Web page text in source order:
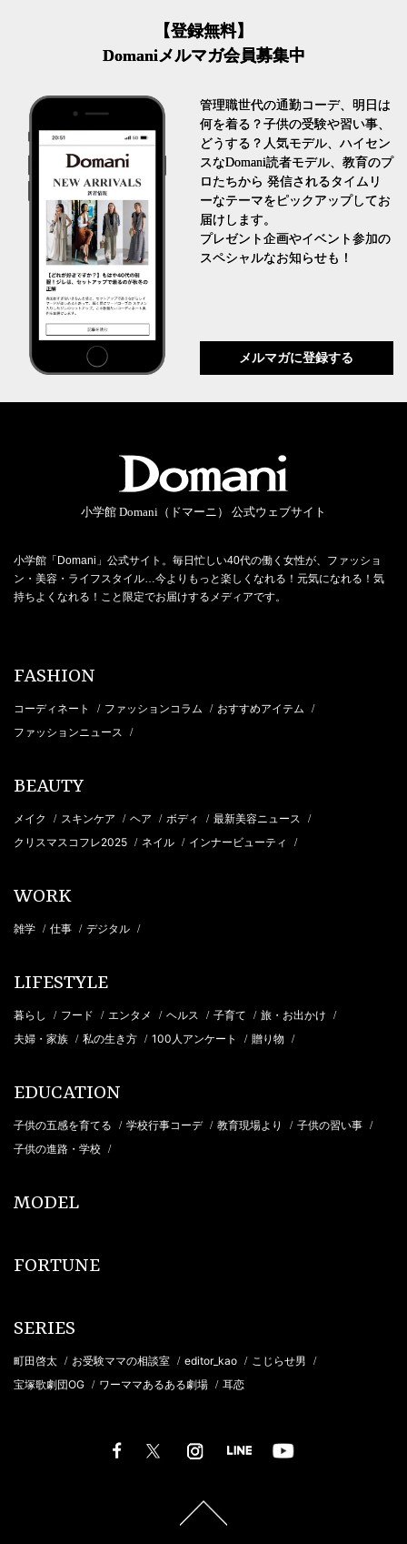
【登録無料】
Domaniメルマガ会員募集中
管理職世代の通勤コーデ、明日は
何を着る？子供の受験や習い事、
どうする？人気モデル、ハイセン
スなDomani読者モデル、教育のプ
ロたちから 発信されるタイムリ
ーなテーマをピックアップしてお
届けします。
プレゼント企画やイベント参加の
スペシャルなお知らせも！
メルマガに登録する
小学館 Domani（ドマーニ） 公式ウェブサイト
小学館「Domani」公式サイト。毎日忙しい40代の働く女性が、ファッショ
ン・美容・ライフスタイル…今よりもっと楽しくなれる！元気になれる！気
持ちよくなれる！こと限定でお届けするメディアです。
FASHION
コーディネート / ファッションコラム / おすすめアイテム /
ファッションニュース /
BEAUTY
メイク / スキンケア / ヘア / ボディ / 最新美容ニュース /
クリスマスコフレ2025 / ネイル / インナービューティ /
WORK
雑学 / 仕事 / デジタル /
LIFESTYLE
暮らし / フード / エンタメ / ヘルス / 子育て / 旅・お出かけ /
夫婦・家族 / 私の生き方 / 100人アンケート / 贈り物 /
EDUCATION
子供の五感を育てる / 学校行事コーデ / 教育現場より / 子供の習い事 /
子供の進路・学校 /
MODEL
FORTUNE
SERIES
町田啓太 / お受験ママの相談室 / editor_kao / こじらせ男 /
宝塚歌劇団OG / ワーママあるある劇場 / 耳恋